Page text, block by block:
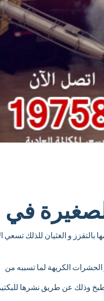
في
و الغثيان للذلك تسعي
الكريهة لما تسببه من
وذلك عن طريق نشرها